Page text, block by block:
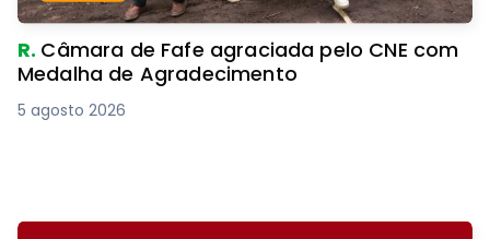
R. Câmara de Fafe agraciada pelo CNE com
Medalha de Agradecimento
5 agosto 2026